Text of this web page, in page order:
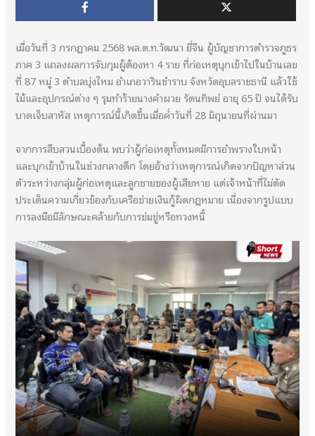
เมื่อวันที่ 3 กรกฎาคม 2568 พล.ต.ท.วัฒนา ยี่จีน ผู้บัญชาการตำรวจภูธร
ภาค 3 แถลงผลการจับกุมผู้ต้องหา 4 ราย ที่ก่อเหตุบุกเข้าไปในบ้านเลข
ที่ 87 หมู่ 3 ตำบลบุ่งไหม อำเภอวารินชำราบ จังหวัดอุบลราชธานี แล้วใช้
ไม้และอุปกรณ์ต่าง ๆ รุมทำร้ายนางคำผวย รัตนทิพย์ อายุ 65 ปี จนได้รับ
บาดเจ็บสาหัส เหตุการณ์นี้เกิดขึ้นเมื่อค่ำวันที่ 28 มิถุนายนที่ผ่านมา
จากการสืบสวนเบื้องต้น พบว่าผู้ก่อเหตุทั้งหมดมีการอำพรางใบหน้า
และบุกเข้าบ้านในช่วงกลางดึก โดยอ้างว่าเหตุการณ์เกิดจากปัญหาส่วน
ตัวระหว่างกลุ่มผู้ก่อเหตุและลูกชายของผู้เสียหาย แต่เจ้าหน้าที่ไม่ตัด
ประเด็นความเกี่ยวข้องกับเครือข่ายเงินกู้ผิดกฎหมาย เนื่องจากรูปแบบ
การลงมือมีลักษณะคล้ายกับการข่มขู่หรือทวงหนี้